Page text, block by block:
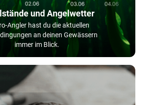
und Angelwetter
Angler hast du die aktuellen
an deinen Gewässern
immer im Blick.